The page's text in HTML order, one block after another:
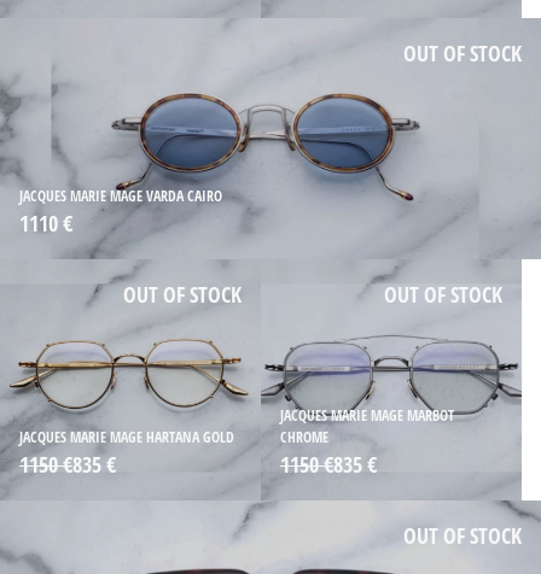
JACQUES MARIE MAGE VARDA CAIRO
1110 €
OUT OF STOCK
JACQUES MARIE MAGE HARTANA GOLD
1150 €835 €
OUT OF STOCK
JACQUES MARIE MAGE MARBOT
CHROME
1150 €835 €
OUT OF STOCK
OUT OF STOCK